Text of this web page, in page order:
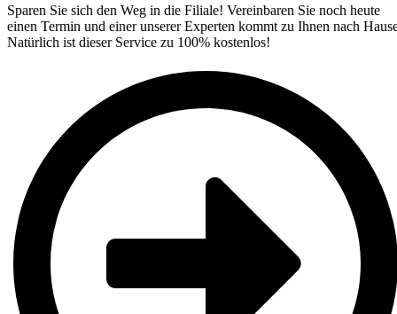
Sparen Sie sich den Weg in die Filiale! Vereinbaren Sie noch heute
einen Termin und einer unserer Experten kommt zu Ihnen nach
Natürlich ist dieser Service zu 100% kostenlos!